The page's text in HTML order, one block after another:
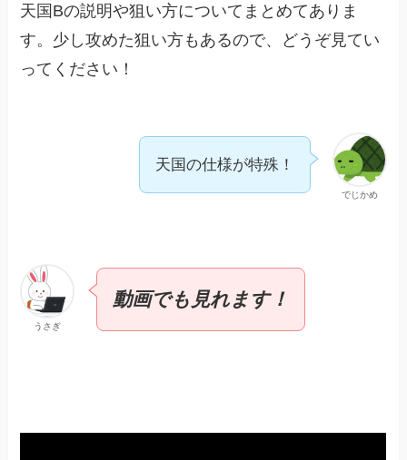
天国Bの説明や狙い方についてまとめてありま
す。少し攻めた狙い方もあるので、どうぞ見てい
ってください！
でじかめ
天国の仕様が特殊！
うさぎ
動画でも見れます！